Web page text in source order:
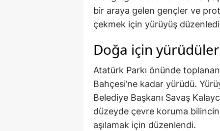
bir araya gelen gençler ve
çekmek için yürüyüş
Doğa için yürüdüler
Atatürk Parkı önünde
Bahçesi’ne kadar yürüdü.
Belediye Başkanı Savaş
düzeyde çevre koruma
aşılamak için düzenlendi.